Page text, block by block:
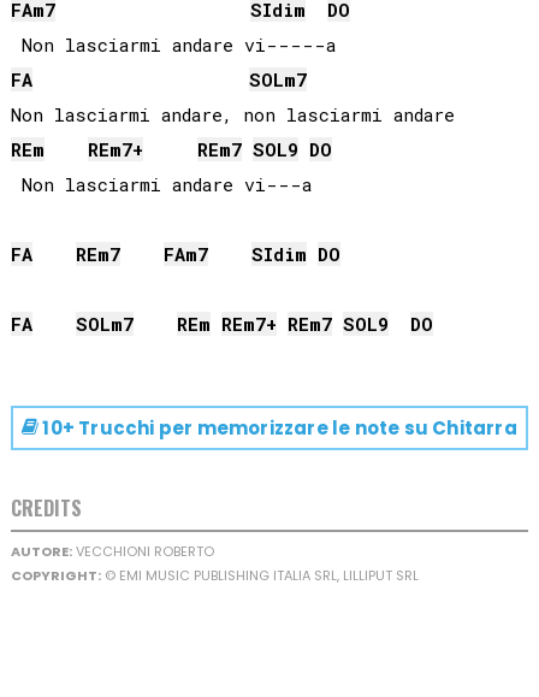
FAm7 SIdim
DO
Non lasciarmi andare vi-----a
FA
SOLm7
REm REm7+ REm7 SOL9 DO
Non lasciarmi andare vi---a
FA REm7 FAm7 SIdim DO
FA SOLm7 REm REm7+ REm7 SOL9 DO
10+ Trucchi per memorizzare le note su Chitarra
CREDITS
AUTORE:VECCHIONI ROBERTO
COPYRIGHT:© EMI MUSIC PUBLISHING ITALIA SRL, LILLIPUT SRL